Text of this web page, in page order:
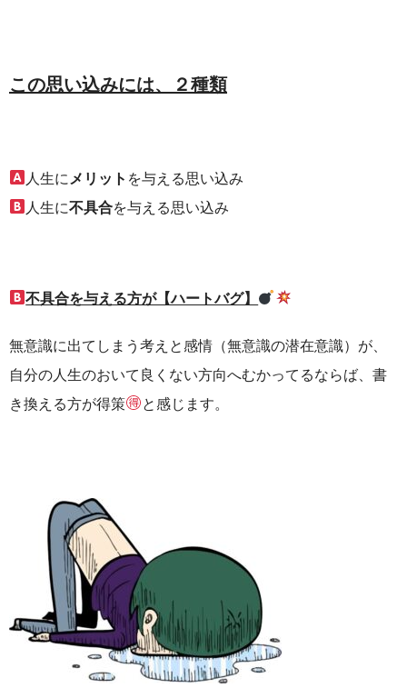
この思い込みには、２種類
人生に メリット を与える思い込み
人生に不具合を与える思い込み
不具合を与える方が【ハートバグ】
無意識に出てしまう考えと感情（無意識の潜在意識）が、
自分の人生のおいて良くない方向へむかってるならば、 書
き換える方が得策
と感じます。